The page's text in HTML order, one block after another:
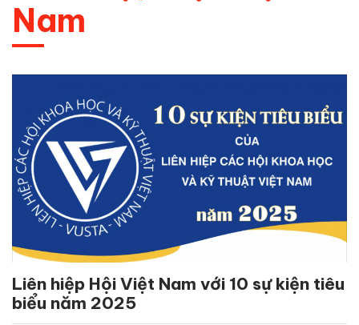
Nam
Liên hiệp Hội Việt Nam với 10 sự kiện tiêu
biểu năm 2025